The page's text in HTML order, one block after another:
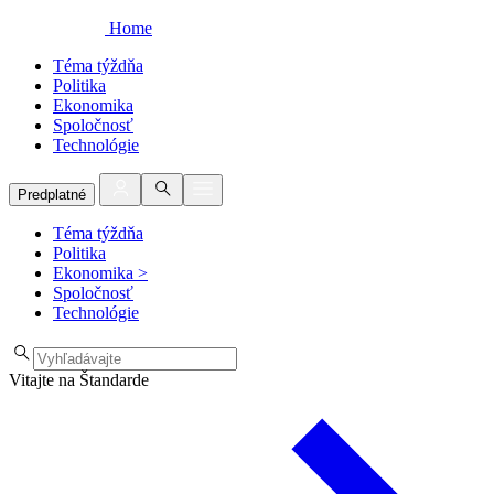
Home
Téma týždňa
Politika
Ekonomika
Spoločnosť
Technológie
Predplatné
Téma týždňa
Politika
Ekonomika >
Spoločnosť
Technológie
Vitajte na Štandarde